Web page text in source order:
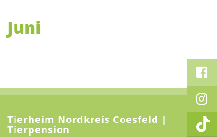
Juni
Tierheim Nordkreis Coesfeld |
Tierpension